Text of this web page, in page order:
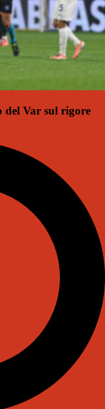
del Var sul rigore